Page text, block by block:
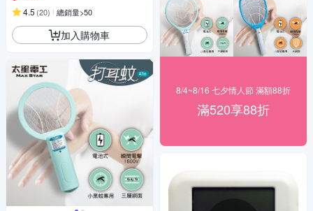
4.5 (20) 總銷量>50
加入購物車
8/4~8/16 七夕情人節 滿額88折
滿520享88折